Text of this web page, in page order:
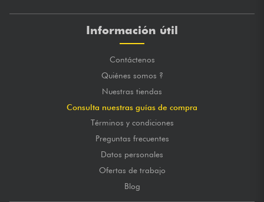
Información útil
Contáctenos
Quiénes somos ?
Nuestras tiendas
Consulta nuestras guías de compra
Términos y condiciones
Preguntas frecuentes
Datos personales
Ofertas de trabajo
Blog